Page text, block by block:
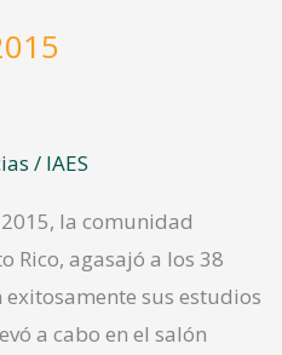
/ IAES
la comunidad
Rico, agasajó a los 38
sus estudios
a cabo en el salón